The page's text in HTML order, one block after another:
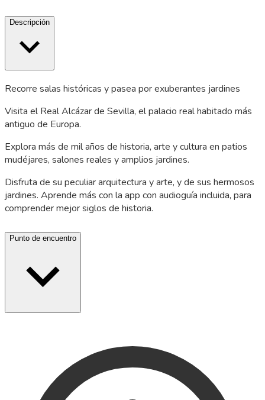
Descripción
Recorre salas históricas y pasea por exuberantes jardines
Visita el Real Alcázar de Sevilla, el palacio real habitado más
antiguo de Europa.
Explora más de mil años de historia, arte y cultura en patios
mudéjares, salones reales y amplios jardines.
Disfruta de su peculiar arquitectura y arte, y de sus hermosos
jardines. Aprende más con la app con audioguía incluida, para
comprender mejor siglos de historia.
Punto de encuentro